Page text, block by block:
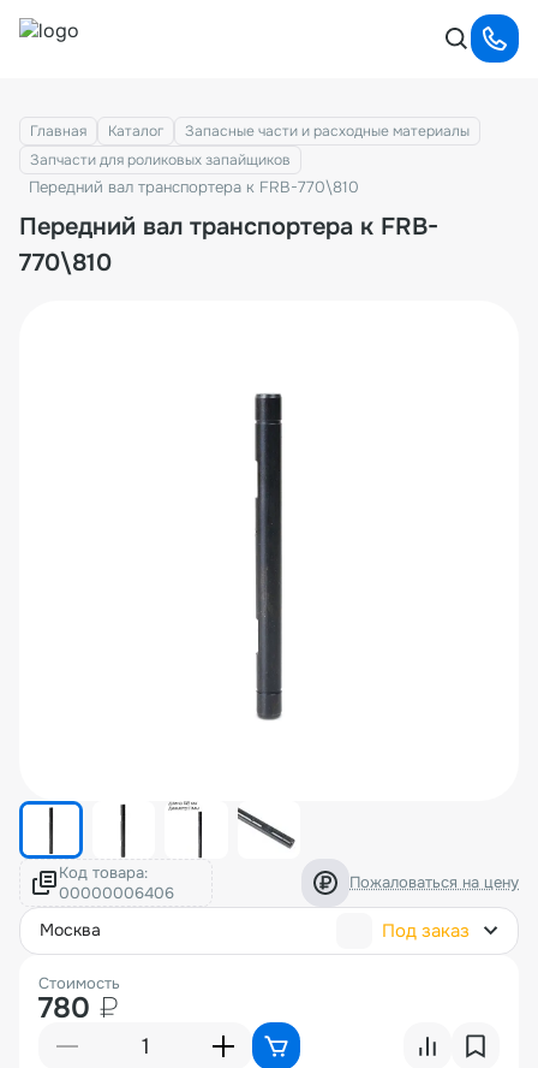
Главная Каталог
Запасные части и расходные материалы
Запчасти для роликовых запайщиков
Передний вал транспортера к FRB-770\810
Передний вал транспортера к FRB-
770\810
Код товара: Пожаловаться на цену
москва Под заказ
Стоимость
780 ₽